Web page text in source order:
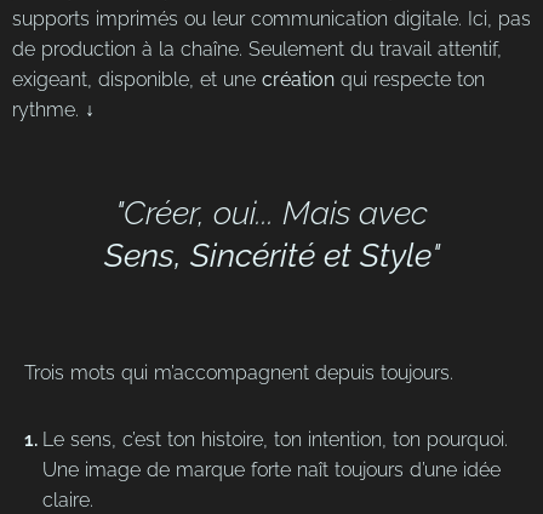
supports imprimés ou leur communication digitale. Ici, pas
de production à la chaîne. Seulement du travail attentif,
exigeant, disponible, et une création qui respecte ton
rythme. ↓
"Créer, oui... Mais avec
Sens, Sincérité et Style"
Trois mots qui m’accompagnent depuis toujours.
Le sens, c’est ton histoire, ton intention, ton pourquoi.
Une image de marque forte naît toujours d’une idée
claire.